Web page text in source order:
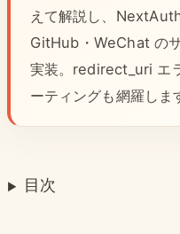
えて解説し、
GitHub・WeChat の
実装。redirect_uri エ
ーティングも網羅しま
目次